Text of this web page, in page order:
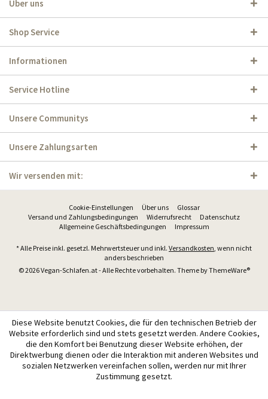
Über uns
Shop Service
Informationen
Service Hotline
Unsere Communitys
Unsere Zahlungsarten
Wir versenden mit:
Cookie-Einstellungen Über uns
Glossar
Versand und Zahlungsbedingungen
Widerrufsrecht
Datenschutz
Allgemeine Geschäftsbedingungen
Impressum
* Alle Preise inkl. gesetzl. Mehrwertsteuer und inkl. Versandkosten, wenn nicht
anders beschrieben
© 2026 Vegan-Schlafen.at - Alle Rechte vorbehalten. Theme byThemeWare®
Diese Website benutzt Cookies, die für den technischen Betrieb der
Website erforderlich sind und stets gesetzt werden. Andere Cookies,
die den Komfort bei Benutzung dieser Website erhöhen, der
Direktwerbung dienen oder die Interaktion mit anderen Websites und
sozialen Netzwerken vereinfachen sollen, werden nur mit Ihrer
Zustimmung gesetzt.